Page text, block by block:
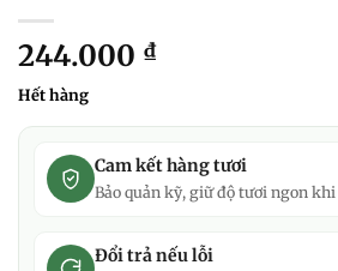
244.000 ₫
Hết hàng
Cam kết hàng tươi
Bảo quản kỹ, giữ độ tươi ngon
Đổi trả nếu lỗi